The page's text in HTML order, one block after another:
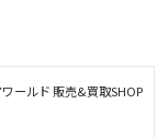
ワールド 販売&買取SHOP